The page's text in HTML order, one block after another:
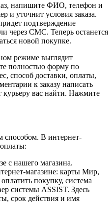
напишите ФИО, телефон и
и уточнит условия заказа.
подтверждение
через СМС. Теперь останется
новой покупке.
режиме выглядит
полностью форму по
способ доставки, оплаты,
к заказу написать
вас найти. Нажмите
способом. В интернет-
с нашего магазина.
магазине: карты Мир,
покупку, система
системы ASSIST. Здесь
срок действия и имя